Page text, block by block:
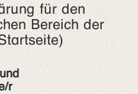
für den
Bereich der
r